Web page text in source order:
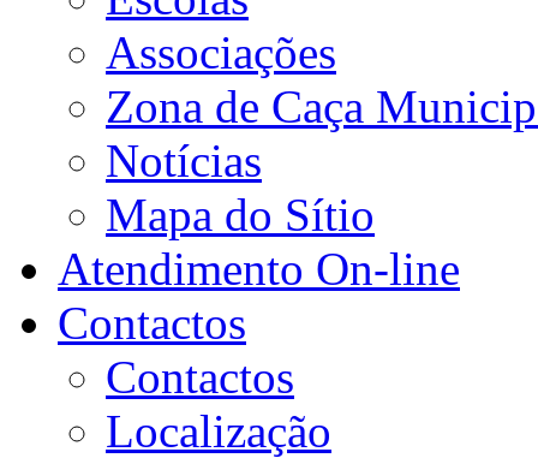
Associações
Zona de Caça
Notícias
Mapa do Sítio
Atendimento On-line
Contactos
Contactos
Localização